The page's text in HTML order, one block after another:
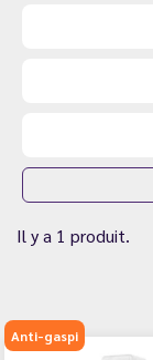
Il y a 1 produit.
Anti-gaspi